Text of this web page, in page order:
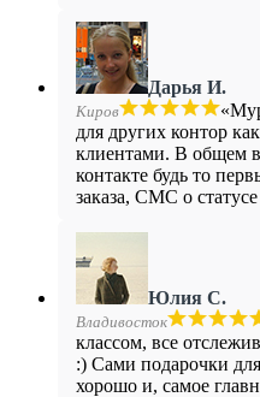
Дарья И.
Киров
для других контор
клиентами. В общем
контакте будь то
заказа, СМС о
Юлия С.
Владивосток
классом, все
:) Сами подарочки
хорошо и, самое